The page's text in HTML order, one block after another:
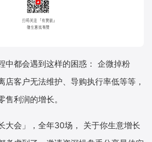
中都会遇到这样的困惑： 企微掉粉
店客户无法维护、导购执行率低等等，
利润的增长。
大会」，全年30场， 关于你生意增长